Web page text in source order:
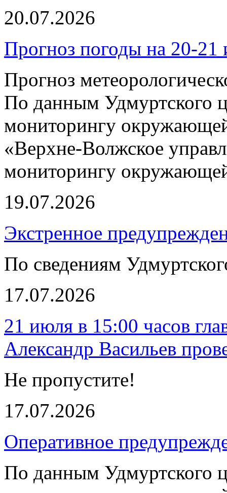
20.07.2026
Прогноз погоды на 20-21
Прогноз
По данным Удмуртского
мониторингу
«Верхне-Волжское
мониторингу
19.07.2026
Экстренное
По сведениям
17.07.2026
21 июля в 15:00 часов
Александр Васильев
Не пропустите!
17.07.2026
Оперативное
По данным Удмуртского